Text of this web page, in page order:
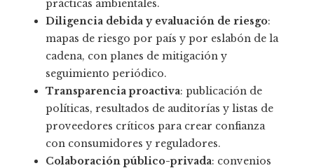
prácticas ambientales.
Diligencia debida y evaluación de riesgo:
mapas de riesgo por país y por eslabón de la
cadena, con planes de mitigación y
seguimiento periódico.
Transparencia proactiva: publicación de
políticas, resultados de auditorías y listas de
proveedores críticos para crear confianza
con consumidores y reguladores.
Colaboración público-privada: convenios